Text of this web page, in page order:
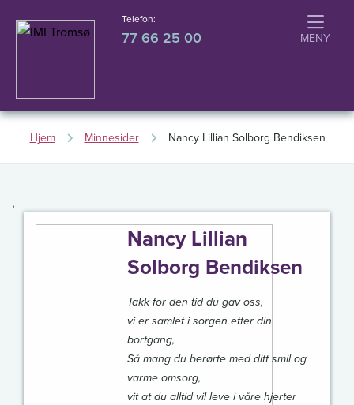
Telefon:
77 66 25 00
Hjem Minnesider Nancy Lillian Solborg Bendiksen
,
Nancy Lillian
Solborg Bendiksen
Takk for den tid du gav oss,
vi er samlet i sorgen etter din
bortgang,
Så mang du berørte med ditt smil og
varme omsorg,
vit at du alltid vil leve i våre hjerter